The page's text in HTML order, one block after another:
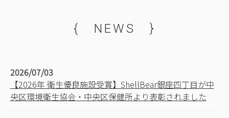
{ NEWS }
2026/07/03
【2026年 衛生優良施設受賞】ShellBear銀座四丁目が中
央区環境衛生協会・中央区保健所より表彰されました